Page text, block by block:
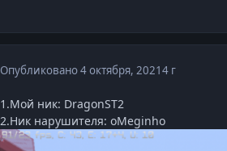
Опубликовано4 октября, 20214 г
1.Мой ник: DragonST2
2.Ник нарушителя: oMeginho